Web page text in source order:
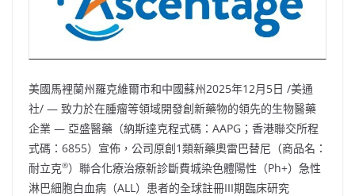
美國馬裡蘭州羅克維爾市和中國蘇州2025年12月5日 /美通
社/ — 致力於在腫瘤等領域開發創新藥物的領先的生物醫藥
企業 — 亞盛醫藥（納斯達克程式碼：AAPG；香港聯交所程
式碼：6855）宣佈，公司原創1類新藥奧雷巴替尼（商品名：
耐立克®）聯合化療治療新診斷費城染色體陽性（Ph+）急性
淋巴細胞白血病（ALL）患者的全球註冊III期臨床研究